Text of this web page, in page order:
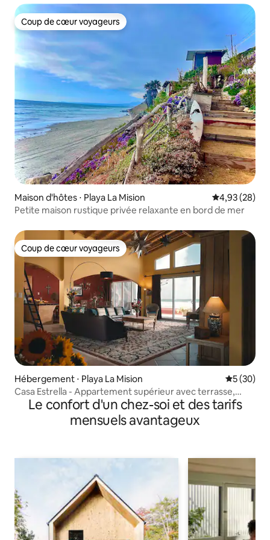
Coup de cœur voyageurs
Coup de cœur voyageurs
Maison d'hôtes ⋅ Playa La Mision Évaluation
4,93 (28)
Petite maison rustique privée relaxante en bord de mer
Coup de cœur voyageurs
Coup de cœur voyageurs
Hébergement ⋅ Playa La Mision
5 (30)
Casa Estrella - Appartement supérieur avec terrasse,
courLe confort d'un chez-soi et des tarifs
mensuels avantageux